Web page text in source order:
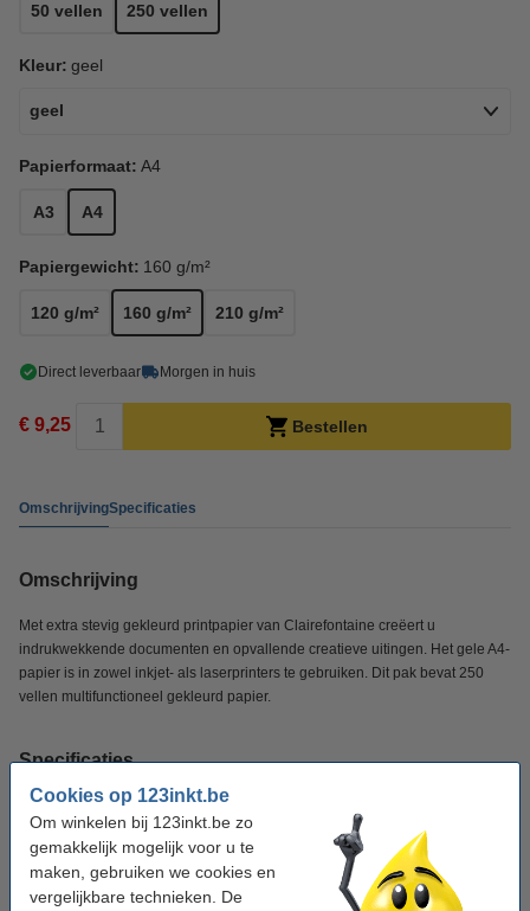
Cookies op 123inkt.be
Om winkelen bij 123inkt.be zo
gemakkelijk mogelijk voor u te
maken, gebruiken we cookies en
vergelijkbare technieken. De
50 vellen 250 vellen
Kleur: geel
geel
Papierformaat: A4
A3 A4
Papiergewicht: 160 g/m²
120 g/m² 160 g/m² 210 g/m²
Direct leverbaar Morgen in huis
€ 9,25 Bestellen
OmschrijvingSpecificaties
Omschrijving
Met extra stevig gekleurd printpapier van Clairefontaine creëert u
indrukwekkende documenten en opvallende creatieve uitingen. Het gele A4-
papier is in zowel inkjet- als laserprinters te gebruiken. Dit pak bevat 250
vellen multifunctioneel gekleurd papier.
Specificaties
Merk: Clairefontaine
Kleur:
Papiergewicht: 160 g/m²